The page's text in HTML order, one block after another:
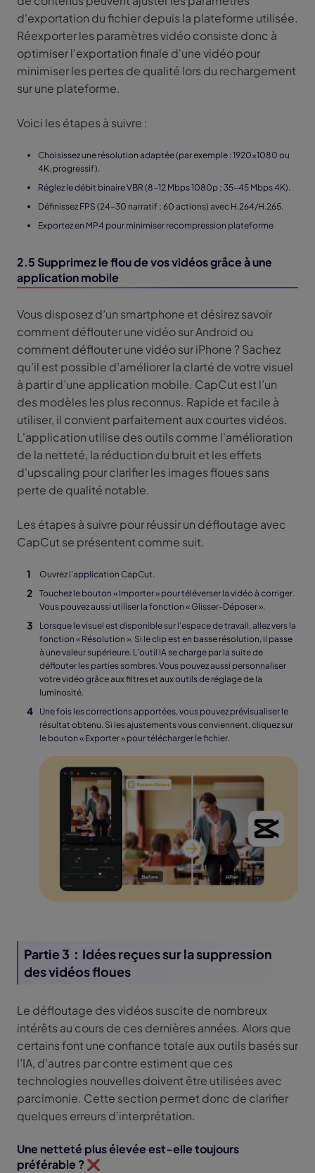
d'exportation du fichier depuis la plateforme utilisée.
Réexporter les paramètres vidéo consiste donc à
optimiser l'exportation finale d'une vidéo pour
minimiser les pertes de qualité lors du rechargement
sur une plateforme.
Voici les étapes à suivre :
Choisissez une résolution adaptée (par exemple : 1920x1080 ou
4K, progressif).
Réglez le débit binaire VBR (8-12 Mbps 1080p ; 35-45 Mbps 4K).
Définissez FPS (24-30 narratif ; 60 actions) avec H.264/H.265.
Exportez en MP4 pour minimiser recompression plateforme
2.5 Supprimez le flou de vos vidéos grâce à une
application mobile
Vous disposez d’un smartphone et désirez savoir
comment déflouter une vidéo sur Android ou
comment déflouter une vidéo sur iPhone ? Sachez
qu’il est possible d’améliorer la clarté de votre visuel
à partir d’une application mobile. CapCut est l’un
des modèles les plus reconnus. Rapide et facile à
utiliser, il convient parfaitement aux courtes vidéos.
L'application utilise des outils comme l'amélioration
de la netteté, la réduction du bruit et les effets
d'upscaling pour clarifier les images floues sans
perte de qualité notable.
Les étapes à suivre pour réussir un défloutage avec
CapCut se présentent comme suit.
Ouvrez l’application CapCut.
Touchez le bouton « Importer » pour téléverser la vidéo à corriger.
Vous pouvez aussi utiliser la fonction « Glisser-Déposer ».
Lorsque le visuel est disponible sur l’espace de travail, allez vers la
fonction « Résolution ». Si le clip est en basse résolution, il passe
à une valeur supérieure. L’outil IA se charge par la suite de
déflouter les parties sombres. Vous pouvez aussi personnaliser
votre vidéo grâce aux filtres et aux outils de réglage de la
luminosité.
Une fois les corrections apportées, vous pouvez prévisualiser le
résultat obtenu. Si les ajustements vous conviennent, cliquez sur
le bouton « Exporter » pour télécharger le fichier.
Partie 3：Idées reçues sur la suppression
des vidéos floues
Le défloutage des vidéos suscite de nombreux
intérêts au cours de ces dernières années. Alors que
certains font une confiance totale aux outils basés sur
l’IA, d’autres par contre estiment que ces
technologies nouvelles doivent être utilisées avec
parcimonie. Cette section permet donc de clarifier
quelques erreurs d’interprétation.
Une netteté plus élevée est-elle toujours
préférable ? ❌